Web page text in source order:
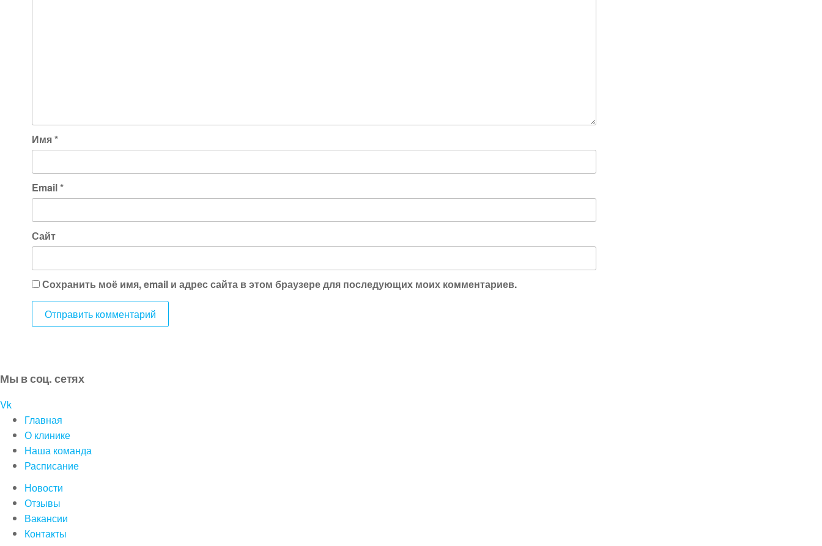
Имя*
Email*
Сайт
Сохранить моё имя, email и адрес сайта в этом браузере для последующих моих комментариев.
Мы в соц. сетях
Vk
Главная
О клинике
Наша команда
Расписание
Новости
Отзывы
Вакансии
Контакты